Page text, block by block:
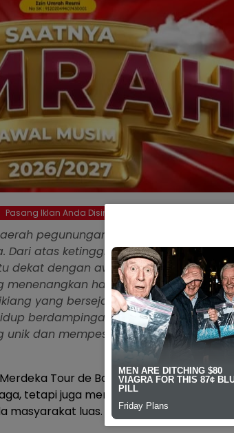
Pasang Iklan Anda Disini
pegunungan yang indah, salah
Dari atas ketinggian, kita bisa
dekat dengan awan, menikmati
hati. Selain itu, kita juga
yang bersejarah, dihuni kelelawar
berdampingan, menghadirkan
dan mempesona,” ungkapnya.
Tour de Barru 2025 tidak hanya
tetapi juga memperkenalkan
masyarakat luas.